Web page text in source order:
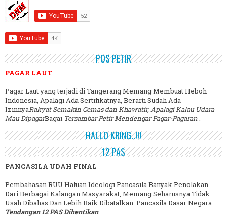
POS PETIR
PAGAR LAUT
Pagar Laut yang terjadi di Tangerang Memang Membuat Heboh
Indonesia, Apalagi Ada Sertifikatnya, Berarti Sudah Ada
IzinnyaRakyat Semakin Cemas dan Khawatir, Apalagi Kalau Udara
Mau DipagarBagai Tersambar Petir Mendengar Pagar-Pagaran.
HALLO KRING..!!!
12 PAS
PANCASILA UDAH FINAL
Pembahasan RUU Haluan Ideologi Pancasila Banyak Penolakan
Dari Berbagai Kalangan Masyarakat, Memang Seharusnya Tidak
Usah Dibahas Dan Lebih Baik Dibatalkan. Pancasila Dasar Negara.
Tendangan 12 PAS Dihentikan